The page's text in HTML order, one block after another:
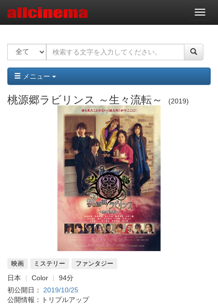
ナ
ビ
ー
ョ
ン
メニュー
桃源郷ラビリンス ～生々流転～ 2019
映画 ミステリー ファンタジー
日本 Color
94分
初公開日： 2019/10/25
公開情報：トリプルアップ